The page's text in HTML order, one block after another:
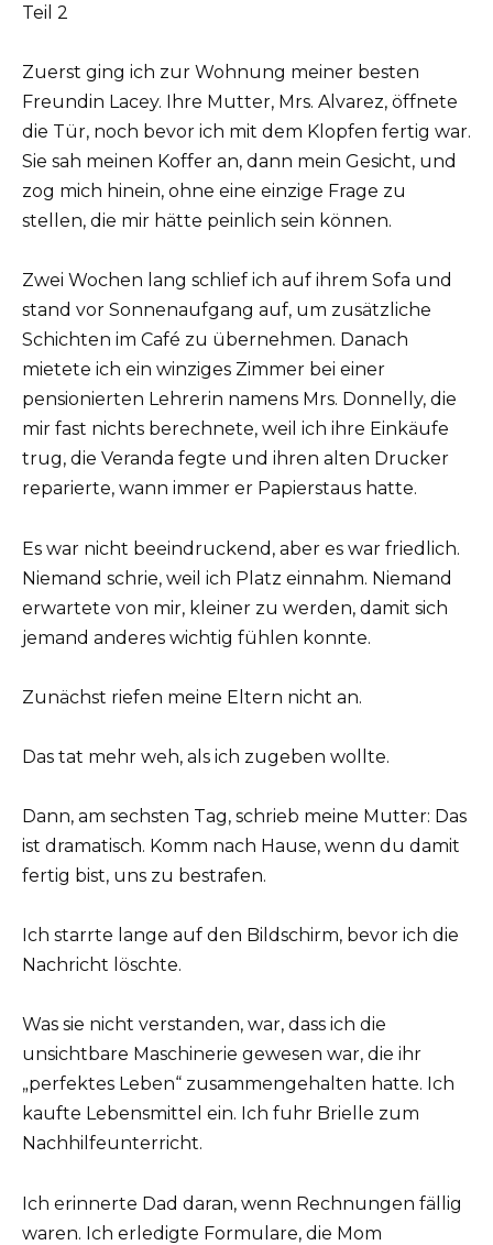
Teil 2
Zuerst ging ich zur Wohnung meiner besten
Freundin Lacey. Ihre Mutter, Mrs. Alvarez, öffnete
die Tür, noch bevor ich mit dem Klopfen fertig war.
Sie sah meinen Koffer an, dann mein Gesicht, und
zog mich hinein, ohne eine einzige Frage zu
stellen, die mir hätte peinlich sein können.
Zwei Wochen lang schlief ich auf ihrem Sofa und
stand vor Sonnenaufgang auf, um zusätzliche
Schichten im Café zu übernehmen. Danach
mietete ich ein winziges Zimmer bei einer
pensionierten Lehrerin namens Mrs. Donnelly, die
mir fast nichts berechnete, weil ich ihre Einkäufe
trug, die Veranda fegte und ihren alten Drucker
reparierte, wann immer er Papierstaus hatte.
Es war nicht beeindruckend, aber es war friedlich.
Niemand schrie, weil ich Platz einnahm. Niemand
erwartete von mir, kleiner zu werden, damit sich
jemand anderes wichtig fühlen konnte.
Zunächst riefen meine Eltern nicht an.
Das tat mehr weh, als ich zugeben wollte.
Dann, am sechsten Tag, schrieb meine Mutter: Das
ist dramatisch. Komm nach Hause, wenn du damit
fertig bist, uns zu bestrafen.
Ich starrte lange auf den Bildschirm, bevor ich die
Nachricht löschte.
Was sie nicht verstanden, war, dass ich die
unsichtbare Maschinerie gewesen war, die ihr
„perfektes Leben“ zusammengehalten hatte. Ich
kaufte Lebensmittel ein. Ich fuhr Brielle zum
Nachhilfeunterricht.
Ich erinnerte Dad daran, wenn Rechnungen fällig
waren. Ich erledigte Formulare, die Mom